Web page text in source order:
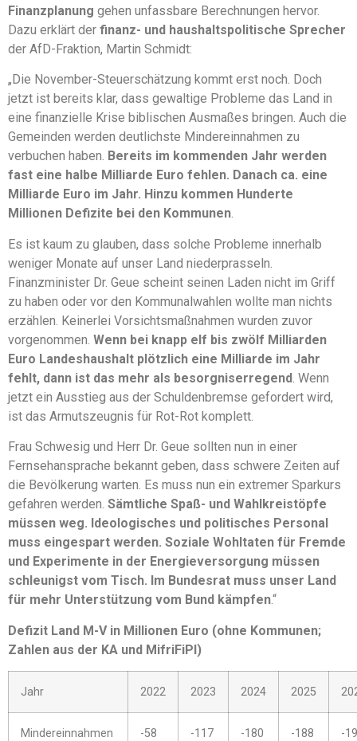
Finanzplanung gehen unfassbare Berechnungen hervor.
Dazu erklärt der finanz- und haushaltspolitische Sprecher
der AfD-Fraktion, Martin Schmidt:
„Die November-Steuerschätzung kommt erst noch. Doch
jetzt ist bereits klar, dass gewaltige Probleme das Land in
eine finanzielle Krise biblischen Ausmaßes bringen. Auch die
Gemeinden werden deutlichste Mindereinnahmen zu
verbuchen haben. Bereits im kommenden Jahr werden
fast eine halbe Milliarde Euro fehlen. Danach ca. eine
Milliarde Euro im Jahr. Hinzu kommen Hunderte
Millionen Defizite bei den Kommunen.
Es ist kaum zu glauben, dass solche Probleme innerhalb
weniger Monate auf unser Land niederprasseln.
Finanzminister Dr. Geue scheint seinen Laden nicht im Griff
zu haben oder vor den Kommunalwahlen wollte man nichts
erzählen. Keinerlei Vorsichtsmaßnahmen wurden zuvor
vorgenommen. Wenn bei knapp elf bis zwölf Milliarden
Euro Landeshaushalt plötzlich eine Milliarde im Jahr
fehlt, dann ist das mehr als besorgniserregend . Wenn
jetzt ein Ausstieg aus der Schuldenbremse gefordert wird,
ist das Armutszeugnis für Rot-Rot komplett.
Frau Schwesig und Herr Dr. Geue sollten nun in einer
Fernsehansprache bekannt geben, dass schwere Zeiten auf
die Bevölkerung warten. Es muss nun ein extremer Sparkurs
gefahren werden. Sämtliche Spaß- und Wahlkreistöpfe
müssen weg. Ideologisches und politisches Personal
muss eingespart werden. Soziale Wohltaten für Fremde
und Experimente in der Energieversorgung müssen
schleunigst vom Tisch. Im Bundesrat muss unser Land
für mehr Unterstützung vom Bund kämpfen.“
Defizit Land M-V in Millionen Euro (ohne Kommunen;
Zahlen aus der KA und MifriFiPl)
Jahr 2022 2023 2024 2025
Mindereinnahmen
-58 -117 -180 -188 -